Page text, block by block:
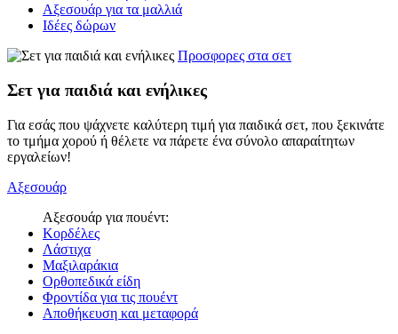
Αξεσουάρ για τα μαλλιά
Ιδέες δώρων
Προσφορες στα σετ
Σετ για παιδιά και ενήλικες
Για εσάς που ψάχνετε καλύτερη τιμή για παιδικά σετ, που ξεκινάτε
το τμήμα χορού ή θέλετε να πάρετε ένα σύνολο απαραίτητων
εργαλείων!
Αξεσουάρ
Αξεσουάρ για πουέντ:
Κορδέλες
Λάστιχα
Μαξιλαράκια
Ορθοπεδικά είδη
Φροντίδα για τις πουέντ
Αποθήκευση και μεταφορά